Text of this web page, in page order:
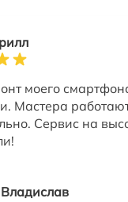
моего
Мастера
Сервис на